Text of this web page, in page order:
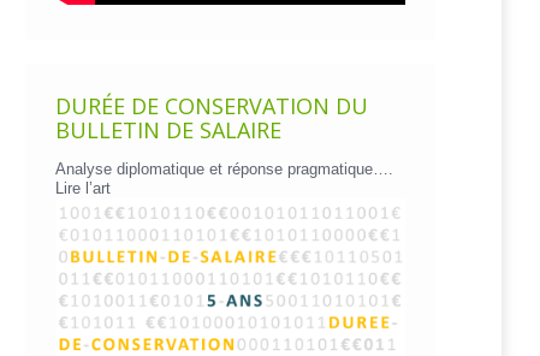
DURÉE DE CONSERVATION DU
BULLETIN DE SALAIRE
Analyse diplomatique et réponse pragmatique….
Lire l’art